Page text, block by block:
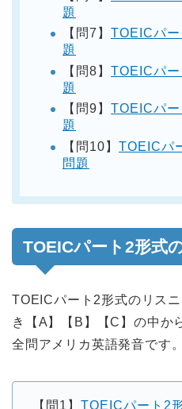
題
【問7】 TOEICパ
題
【問8】 TOEICパ
題
【問9】 TOEICパ
題
【問10】 TOEICパ
問題
TOEICパート2形式
TOEICパート2形式のリス
き【A】【B】【C】の中か
全問アメリカ英語発音です。
【問1】 TOEICパート2